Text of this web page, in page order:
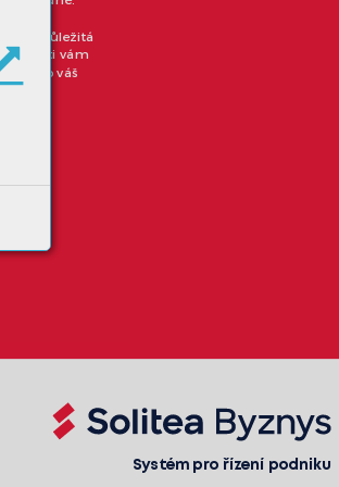
je důležitá
zultanti vám
ají se o váš
Systém pro řízení podniku